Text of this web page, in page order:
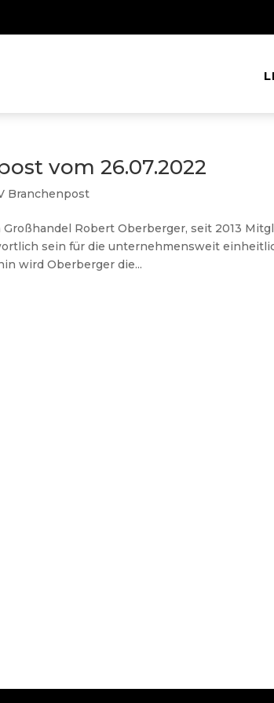
vom 26.07.2022
Branchenpost
Robert Oberberger, seit 2013
sein für die unternehmensweit
wird Oberberger die...